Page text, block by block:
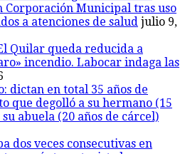
Corporación Municipal tras uso
a atenciones de salud julio 9,
Quilar queda reducida a
incendio. Labocar indaga las
dictan en total 35 años de
que degolló a su hermano (15
abuela (20 años de cárcel)
dos veces consecutivas en